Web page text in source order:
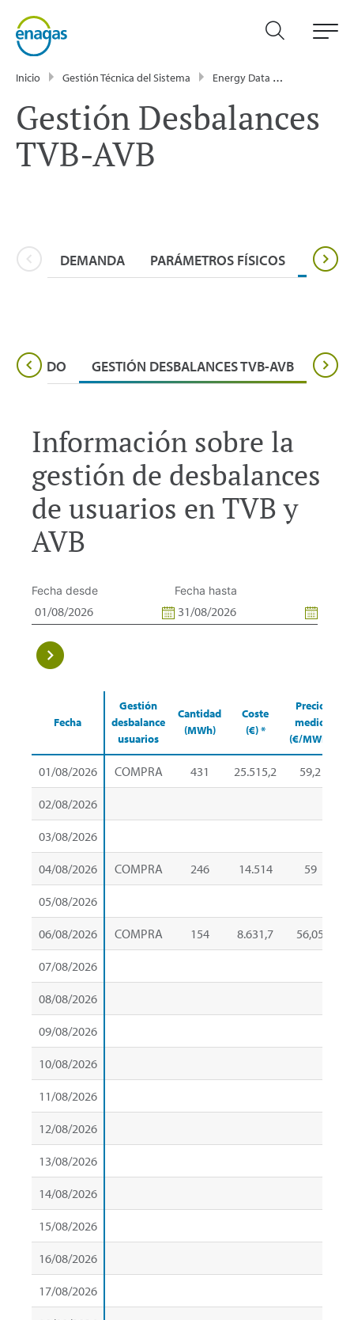
Inicio Gestión Técnica del Sistema Energy Data
Gestión Desbalances
TVB-AVB
DEMANDA PARÁMETROS FÍSICOS
GESTIÓN DESBALANCES TVB-AVB
Información sobre la
gestión de desbalances
de usuarios en TVB y
AVB
Fecha desde Fecha hasta
Fecha
Gestión
desbalance
usuarios
Cantidad
(MWh)
Coste
(€) *
Precio
medio
(€/MWh)
01/08/2026 COMPRA 431 25.515,2 59,2
02/08/2026
03/08/2026
04/08/2026 COMPRA 246 14.514 59
05/08/2026
06/08/2026 COMPRA 154 8.631,7 56,05
07/08/2026
08/08/2026
09/08/2026
10/08/2026
11/08/2026
12/08/2026
13/08/2026
14/08/2026
15/08/2026
16/08/2026
17/08/2026